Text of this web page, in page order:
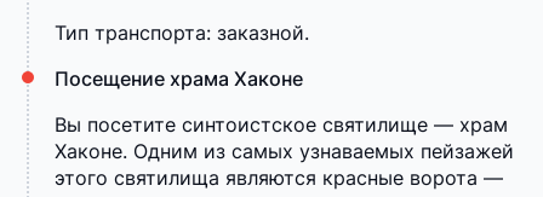
Тип транспорта: заказной.
Посещение храма Хаконе
Вы посетите синтоистское святилище — храм
Хаконе. Одним из самых узнаваемых пейзажей
этого святилища являются красные ворота —